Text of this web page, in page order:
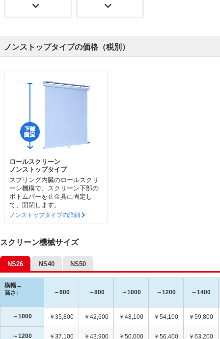
ノンストップタイプの価格（税別）
ロールスクリーン
ノンストップタイプ
スプリング内臓のロールスクリ
ーン機構で、スクリーン下部の
ボトムバーを止金具に固定し
て、開閉します。
ノンストップタイプの詳細
スクリーン機械サイズ
NS26 NS40 NS50
横幅→
高さ↓
～600 ～800 ～1000 ～1200 ～1400
～1000 ￥35,800 ￥42,600 ￥48,100 ￥54,100 ￥59,800
～1200 ￥37,100 ￥43,900 ￥50,000 ￥56,400 ￥63,200